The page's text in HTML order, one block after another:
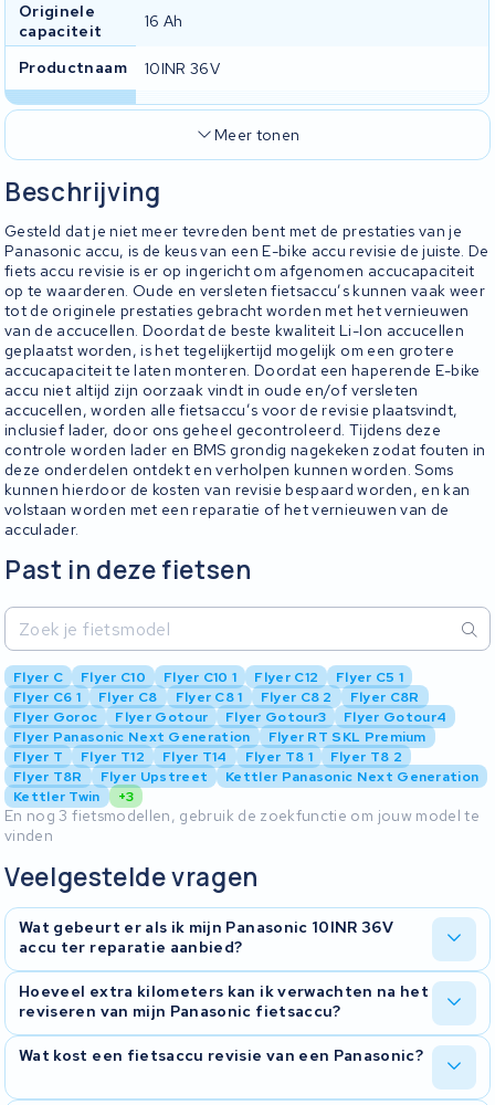
Beschrijving
Gesteld dat je niet meer tevreden bent met de prestaties van je
Panasonic accu, is de keus van een E-bike accu revisie de juiste. De
fiets accu revisie is er op ingericht om afgenomen accucapaciteit
op te waarderen. Oude en versleten fietsaccu’s kunnen vaak weer
tot de originele prestaties gebracht worden met het vernieuwen
van de accucellen. Doordat de beste kwaliteit Li-Ion accucellen
geplaatst worden, is het tegelijkertijd mogelijk om een grotere
accucapaciteit te laten monteren. Doordat een haperende E-bike
accu niet altijd zijn oorzaak vindt in oude en/of versleten
accucellen, worden alle fietsaccu’s voor de revisie plaatsvindt,
inclusief lader, door ons geheel gecontroleerd. Tijdens deze
controle worden lader en BMS grondig nagekeken zodat fouten in
deze onderdelen ontdekt en verholpen kunnen worden. Soms
kunnen hierdoor de kosten van revisie bespaard worden, en kan
volstaan worden met een reparatie of het vernieuwen van de
acculader.
Originele
capaciteit
16 Ah
Productnaam 10INR 36V
Meer tonen
Past in deze fietsen
Flyer C Flyer C10 Flyer C10 1 Flyer C12
Flyer C5 1
Flyer C6 1
Flyer C8 Flyer C8 1 Flyer C8 2
Flyer C8R
Flyer Goroc
Flyer Gotour Flyer Gotour3
Flyer Gotour4
Flyer Panasonic Next Generation
Flyer RT SKL Premium
Flyer T
Flyer T12 Flyer T14 Flyer T8 1
Flyer T8 2
Flyer T8R
Flyer Upstreet
Kettler Panasonic Next Generation
Kettler Twin
+3
En nog 3 fietsmodellen, gebruik de zoekfunctie om jouw model te
vinden
Veelgestelde vragen
Wat gebeurt er als ik mijn Panasonic 10INR 36V
accu ter reparatie aanbied?
Wanneer u uw Panasonic accu voor reparatie aan ons aanbied,
starten we met een grondige diagnose om de staat van de accu te
bepalen. Op basis van deze diagnose stellen we vast wat er nodig
is om de accu te herstellen. Wij nemen contact met u op om de
bevindingen te bespreken. Daarna kunt u beslissen of u de
reparatie wilt laten uitvoeren of niet.
Hoeveel extra kilometers kan ik verwachten na het
reviseren van mijn Panasonic fietsaccu?
De toename in kilometers hangt af van de nieuwe capaciteit van
de accu na revisie. Een hogere capaciteit betekent in theorie meer
kilometers, maar de werkelijke toename hangt ook af van factoren
Wat kost een fietsaccu revisie van een Panasonic?